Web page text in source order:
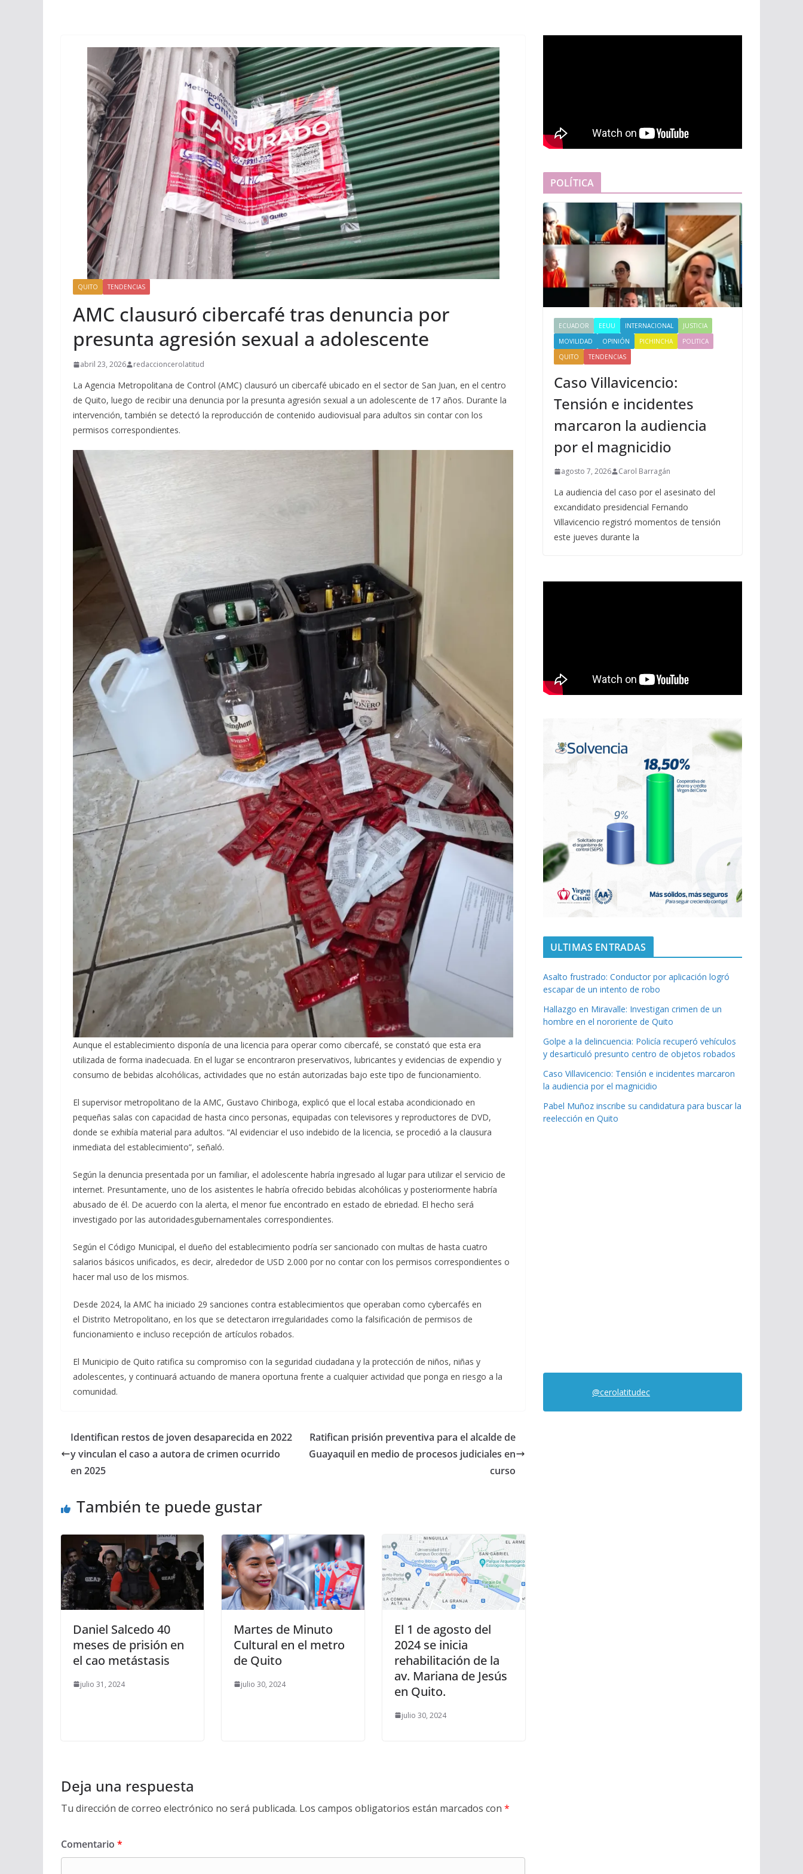
QUITO TENDENCIAS
AMC clausuró cibercafé tras denuncia por
presunta agresión sexual a adolescente
abril 23, 2026 redaccioncerolatitud
La Agencia Metropolitana de Control (AMC) clausuró un cibercafé ubicado en el sector de San Juan, en el centro
de Quito, luego de recibir una denuncia por la presunta agresión sexual a un adolescente de 17 años. Durante la
intervención, también se detectó la reproducción de contenido audiovisual para adultos sin contar con los
permisos correspondientes.
Aunque el establecimiento disponía de una licencia para operar como cibercafé, se constató que esta era
utilizada de forma inadecuada. En el lugar se encontraron preservativos, lubricantes y evidencias de expendio y
consumo de bebidas alcohólicas, actividades que no están autorizadas bajo este tipo de funcionamiento.
El supervisor metropolitano de la AMC, Gustavo Chiriboga, explicó que el local estaba acondicionado en
pequeñas salas con capacidad de hasta cinco personas, equipadas con televisores y reproductores de DVD,
donde se exhibía material para adultos. “Al evidenciar el uso indebido de la licencia, se procedió a la clausura
inmediata del establecimiento”, señaló.
Según la denuncia presentada por un familiar, el adolescente habría ingresado al lugar para utilizar el servicio de
internet. Presuntamente, uno de los asistentes le habría ofrecido bebidas alcohólicas y posteriormente habría
abusado de él. De acuerdo con la alerta, el menor fue encontrado en estado de ebriedad. El hecho será
investigado por las autoridadesgubernamentales correspondientes.
Según el Código Municipal, el dueño del establecimiento podría ser sancionado con multas de hasta cuatro
salarios básicos unificados, es decir, alrededor de USD 2.000 por no contar con los permisos correspondientes o
hacer mal uso de los mismos.
Desde 2024, la AMC ha iniciado 29 sanciones contra establecimientos que operaban como cybercafés en
el Distrito Metropolitano, en los que se detectaron irregularidades como la falsificación de permisos de
funcionamiento e incluso recepción de artículos robados.
El Municipio de Quito ratifica su compromiso con la seguridad ciudadana y la protección de niños, niñas y
adolescentes, y continuará actuando de manera oportuna frente a cualquier actividad que ponga en riesgo a la
comunidad.
Identifican restos de joven desaparecida en 2022
y vinculan el caso a autora de crimen ocurrido
en 2025
Ratifican prisión preventiva para el alcalde de
Guayaquil en medio de procesos judiciales en
curso
También te puede gustar
Daniel Salcedo 40
meses de prisión en
el cao metástasis
julio 31, 2024
Martes de Minuto
Cultural en el metro
de Quito
julio 30, 2024
El 1 de agosto del
2024 se inicia
rehabilitación de la
av. Mariana de Jesús
en Quito.
julio 30, 2024
Deja una respuesta
Tu dirección de correo electrónico no será publicada. Los campos obligatorios están marcados con *
Comentario *
POLÍTICA
ECUADOR EEUU INTERNACIONAL
JUSTICIA
MOVILIDAD
OPINIÓN PICHINCHA
POLITICA
QUITO
TENDENCIAS
Caso Villavicencio:
Tensión e incidentes
marcaron la audiencia
por el magnicidio
agosto 7, 2026 Carol Barragán
La audiencia del caso por el asesinato del
excandidato presidencial Fernando
Villavicencio registró momentos de tensión
este jueves durante la
ULTIMAS ENTRADAS
Asalto frustrado: Conductor por aplicación logró
escapar de un intento de robo
Hallazgo en Miravalle: Investigan crimen de un
hombre en el nororiente de Quito
Golpe a la delincuencia: Policía recuperó vehículos
y desarticuló presunto centro de objetos robados
Caso Villavicencio: Tensión e incidentes marcaron
la audiencia por el magnicidio
Pabel Muñoz inscribe su candidatura para buscar la
reelección en Quito
@cerolatitudec